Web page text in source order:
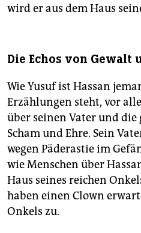
wird er aus dem Haus
Die Echos von
Wie Yusuf ist Hassan
Erzählungen steht, vor
über seinen Vater und
Scham und Ehre. Sein
wegen Päderastie im
wie Menschen über
Haus seines reichen
haben einen Clown
Onkels zu.